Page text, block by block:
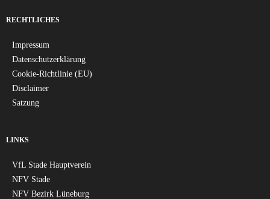
RECHTLICHES
Impressum
Datenschutzerklärung
Cookie-Richtlinie (EU)
Disclaimer
Satzung
LINKS
VfL Stade Hauptverein
NFV Stade
NFV Bezirk Lüneburg